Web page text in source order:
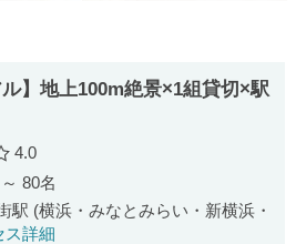
ル】地上100m絶景×1組貸切×駅
口コミ評価
4.0
80名
駅 (横浜・みなとみらい・新横浜・
ス詳細